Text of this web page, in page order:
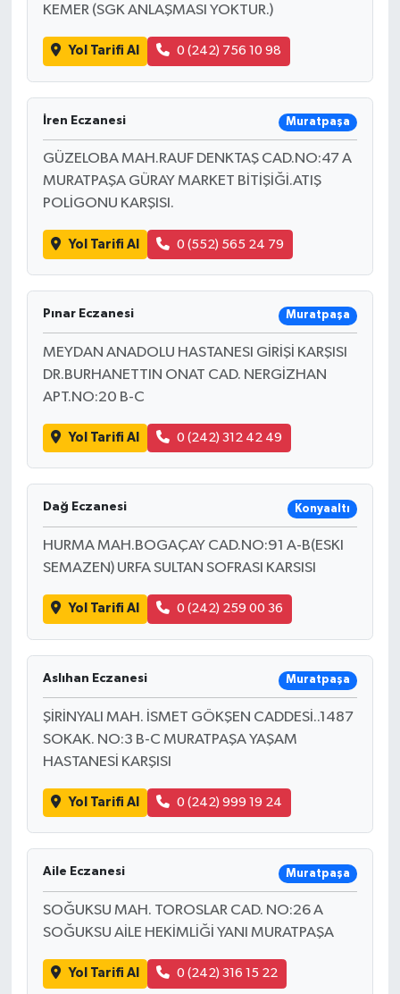
KEMER (SGK ANLAŞMASI YOKTUR.)
Yol Tarifi Al 0 (242) 756 10 98
İren Eczanesi Muratpaşa
GÜZELOBA MAH.RAUF DENKTAŞ CAD.NO:47 A
MURATPAŞA GÜRAY MARKET BİTİŞİĞİ.ATIŞ
POLİGONU KARŞISI.
Yol Tarifi Al 0 (552) 565 24 79
Pınar Eczanesi Muratpaşa
MEYDAN ANADOLU HASTANESI GİRİŞİ KARŞISI
DR.BURHANETTIN ONAT CAD. NERGİZHAN
APT.NO:20 B-C
Yol Tarifi Al 0 (242) 312 42 49
Dağ Eczanesi Konyaaltı
HURMA MAH.BOGAÇAY CAD.NO:91 A-B(ESKI
SEMAZEN) URFA SULTAN SOFRASI KARSISI
Yol Tarifi Al 0 (242) 259 00 36
Aslıhan Eczanesi Muratpaşa
ŞİRİNYALI MAH. İSMET GÖKŞEN CADDESİ..1487
SOKAK. NO:3 B-C MURATPAŞA YAŞAM
HASTANESİ KARŞISI
Yol Tarifi Al 0 (242) 999 19 24
Aile Eczanesi Muratpaşa
SOĞUKSU MAH. TOROSLAR CAD. NO:26 A
SOĞUKSU AİLE HEKİMLİĞİ YANI MURATPAŞA
Yol Tarifi Al 0 (242) 316 15 22